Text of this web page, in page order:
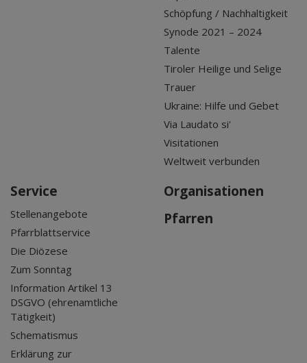
Schöpfung / Nachhaltigkeit
Synode 2021 – 2024
Talente
Tiroler Heilige und Selige
Trauer
Ukraine: Hilfe und Gebet
Via Laudato si'
Visitationen
Weltweit verbunden
Service
Stellenangebote
Pfarrblattservice
Die Diözese
Zum Sonntag
Information Artikel 13
DSGVO (ehrenamtliche
Tätigkeit)
Schematismus
Erklärung zur
Organisationen
Pfarren